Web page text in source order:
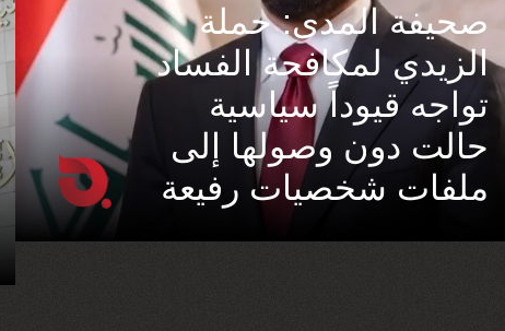
صحيفة المدى: حملة
الزيدي لمكافحة الفساد
تواجه قيوداً سياسية
حالت دون وصولها إلى
ملفات شخصيات رفيعة